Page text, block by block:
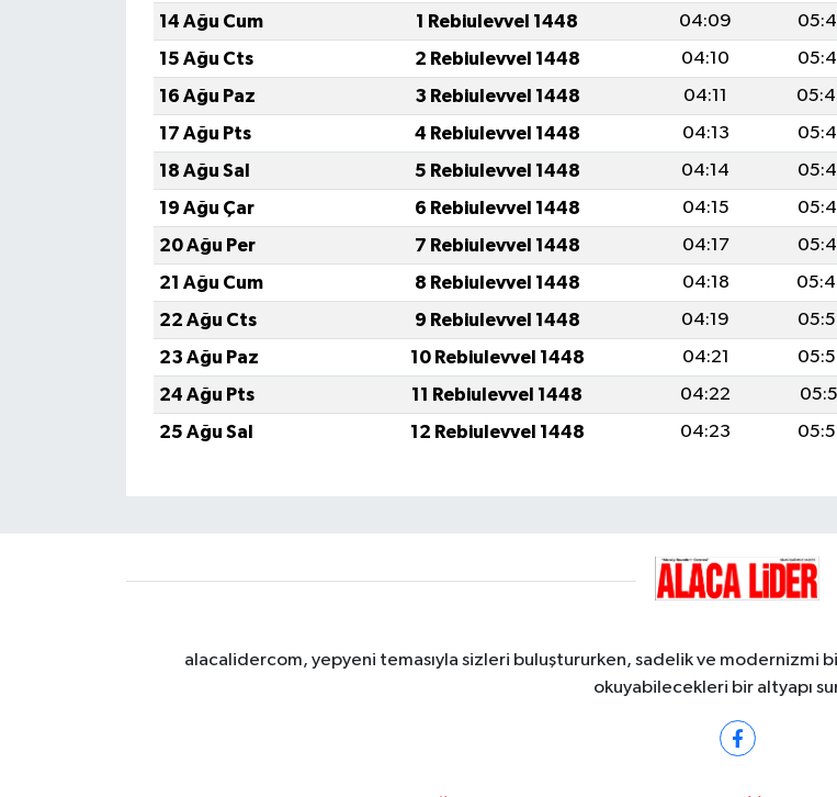
14 Ağu Cum
1 Rebiulevvel 1448 04:09
15 Ağu Cts
2 Rebiulevvel 1448 04:10
16 Ağu Paz
3 Rebiulevvel 1448 04:11
17 Ağu Pts
4 Rebiulevvel 1448 04:13
18 Ağu Sal
5 Rebiulevvel 1448 04:14
19 Ağu Çar
6 Rebiulevvel 1448 04:15
20 Ağu Per
7 Rebiulevvel 1448 04:17
21 Ağu Cum
8 Rebiulevvel 1448 04:18
22 Ağu Cts
9 Rebiulevvel 1448 04:19
23 Ağu Paz
10 Rebiulevvel 1448 04:21
24 Ağu Pts
11 Rebiulevvel 1448 04:22
25 Ağu Sal
12 Rebiulevvel 1448 04:23
alacalidercom, yepyeni temasıyla sizleri buluştururken, sadelik ve modernizmi
okuyabilecekleri bir altyapı